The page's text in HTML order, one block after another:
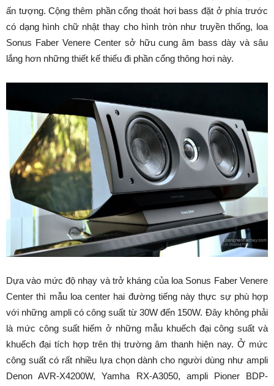
ấn tượng. Cộng thêm phần cổng thoát hơi bass đặt ở phía trước
có dạng hình chữ nhật thay cho hình tròn như truyền thống, loa
Sonus Faber Venere Center sở hữu cung âm bass dày và sâu
lắng hơn những thiết kế thiếu đi phần cổng thông hơi này.
Dựa vào mức độ nhạy và trở kháng của loa Sonus Faber Venere
Center thì mẫu loa center hai đường tiếng này thực sự phù hợp
với những ampli có công suất từ 30W đến 150W. Đây không phải
là mức công suất hiếm ở những mẫu khuếch đại công suất và
khuếch đại tích hợp trên thị trường âm thanh hiện nay. Ở mức
công suất có rất nhiều lựa chọn dành cho người dùng như ampli
Denon AVR-X4200W, Yamha RX-A3050, ampli Pioner BDP-